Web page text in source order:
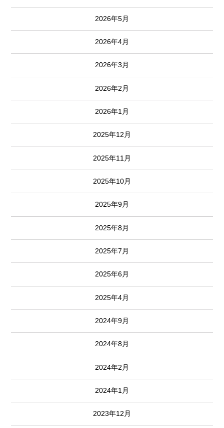
2026年5月
2026年4月
2026年3月
2026年2月
2026年1月
2025年12月
2025年11月
2025年10月
2025年9月
2025年8月
2025年7月
2025年6月
2025年4月
2024年9月
2024年8月
2024年2月
2024年1月
2023年12月